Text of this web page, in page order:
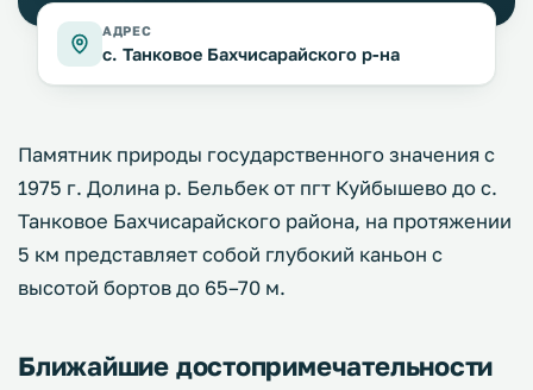
АДРЕС
с. Танковое Бахчисарайского р-на
Памятник природы государственного значения с
1975 г. Долина р. Бельбек от пгт Куйбышево до с.
Танковое Бахчисарайского района, на протяжении
5 км представляет собой глубокий каньон с
высотой бортов до 65–70 м.
Ближайшие достопримечательности